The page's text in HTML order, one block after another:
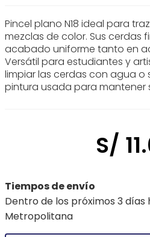
Pincel plano N18 ideal para
mezclas de color. Sus cerdas
acabado uniforme tanto en
Versátil para estudiantes y
limpiar las cerdas con agua o
pintura usada para mantener
S/ 11.
Tiempos de envío
Dentro de los próximos 3 días
Metropolitana